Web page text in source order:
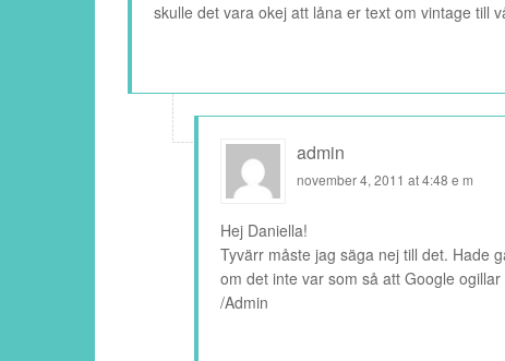
skulle det vara okej att låna er text om vintage till
admin
november 4, 2011 at 4:48 e m
Hej Daniella!
Tyvärr måste jag säga nej till det. Hade
om det inte var som så att Google
/Admin